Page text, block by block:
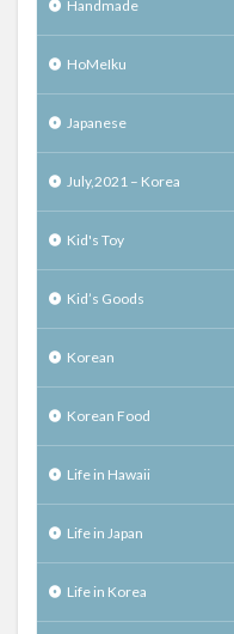
Handmade
HoMeIku
Japanese
July,2021 – Korea
Kid's Toy
Kid’s Goods
Korean
Korean Food
Life in Hawaii
Life in Japan
Life in Korea